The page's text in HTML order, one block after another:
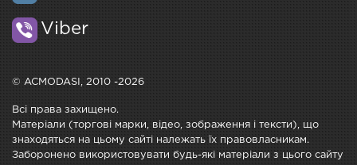
Viber
© ACMODASI, 2010 -2026
Всі права захищено.
Матеріали (торгові марки, відео, зображення і тексти), що
знаходяться на цьому сайті належать їх правовласникам.
Заборонено використовувати будь-які матеріали з цього сайту